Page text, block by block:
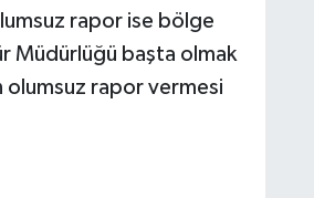
rapor ise bölge
Müdürlüğü başta olmak
olumsuz rapor vermesi